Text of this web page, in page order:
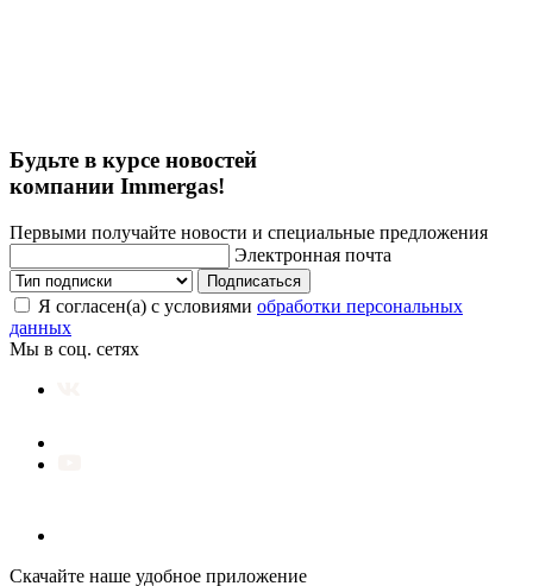
Будьте в курсе новостей
компании Immergas!
Первыми получайте новости и специальные предложения
Электронная почта
Подписаться
Я согласен(а) с условиями обработки персональных
данных
Мы в соц. сетях
Скачайте наше удобное приложение